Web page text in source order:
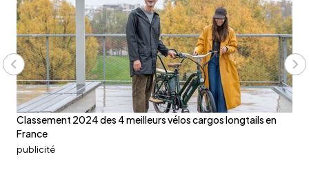
Classement 2024 des 4 meilleurs vélos cargos longtails en
France
publicité